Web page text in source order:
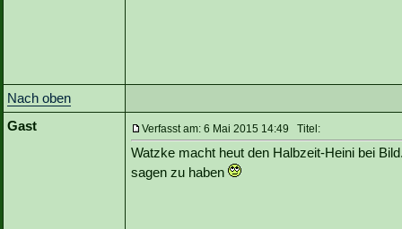
Nach oben
Gast
Verfasst am: 6 Mai 2015 14:49 Titel:
Watzke macht heut den Halbzeit-Heini bei
sagen zu haben